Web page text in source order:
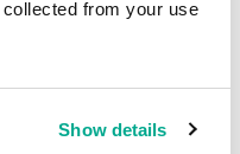
from your use
Show details